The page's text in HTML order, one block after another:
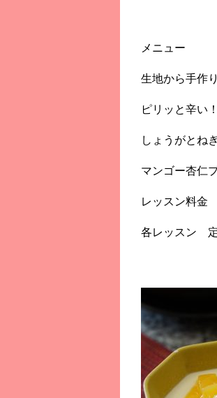
メニュー
生地から手作
ピリッと辛い
しょうがとね
マンゴー杏仁
レッスン料
各レッスン